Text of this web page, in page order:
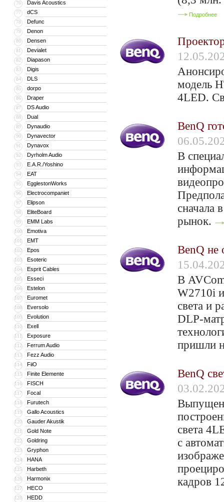
76 Davis Acoustics
77 dCS
78 Defunc
79 Denon
80 Densen
81 Devialet
82 Diapason
83 Digis
84 DLS
85 dorpo
86 Draper
87 DS Audio
88 Dual
89 Dynaudio
90 Dynavector
91 Dynavox
92 Dyrholm Audio
93 E.A.R./Yoshino
94 EAT
95 EgglestonWorks
96 Electrocompaniet
97 Elipson
98 EliteBoard
99 EMM Labs
100 Emotiva
101 EMT
102 Epos
103 Esoteric
104 Esprit Cables
105 Esseci
106 Estelon
107 Euromet
108 Eversolo
109 Evolution
110 Exell
111 Exposure
112 Ferrum Audio
113 Fezz Audio
114 FiiO
115 Finite Elemente
116 FISCH
117 Focal
118 Furutech
119 Gallo Acoustics
120 Gauder Akustik
121 Gold Note
122 Goldring
123 Gryphon
124 HANA
125 Harbeth
126 Harmonix
127 HECO
128 HEDD
Подробнее
модель
4LED.
BenQ
В
сначала
рынок.
BenQ не
В
W2710i
света и
DLP-
пришли
BenQ
Выпущен
света
с
кадров